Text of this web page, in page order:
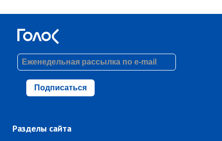
Подписаться
Разделы сайта